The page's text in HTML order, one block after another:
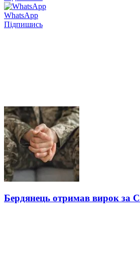
WhatsApp
Підпишись
Бердянець отримав вирок за